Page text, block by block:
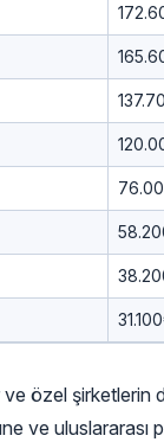
özel şirketlerin
ve uluslararası